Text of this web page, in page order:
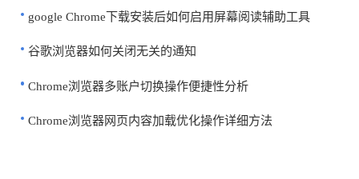
google Chrome下载安装后如何启用屏幕阅读辅助工具
谷歌浏览器如何关闭无关的通知
Chrome浏览器多账户切换操作便捷性分析
Chrome浏览器网页内容加载优化操作详细方法